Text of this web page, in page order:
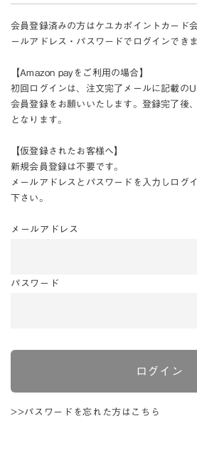
会員登録済みの方はケユカポイントカード
ールアドレス・パスワードでログインできま
【Amazon payをご利用の場合】
初回ログインは、注文完了メールに記載の
会員登録をお願いいたします。登録完了後
となります。
【仮登録されたお客様へ】
新規会員登録は不要です。
メールアドレスとパスワードを入力しログ
下さい。
メールアドレス
パスワード
ログイン
>>パスワードを忘れた方はこちら